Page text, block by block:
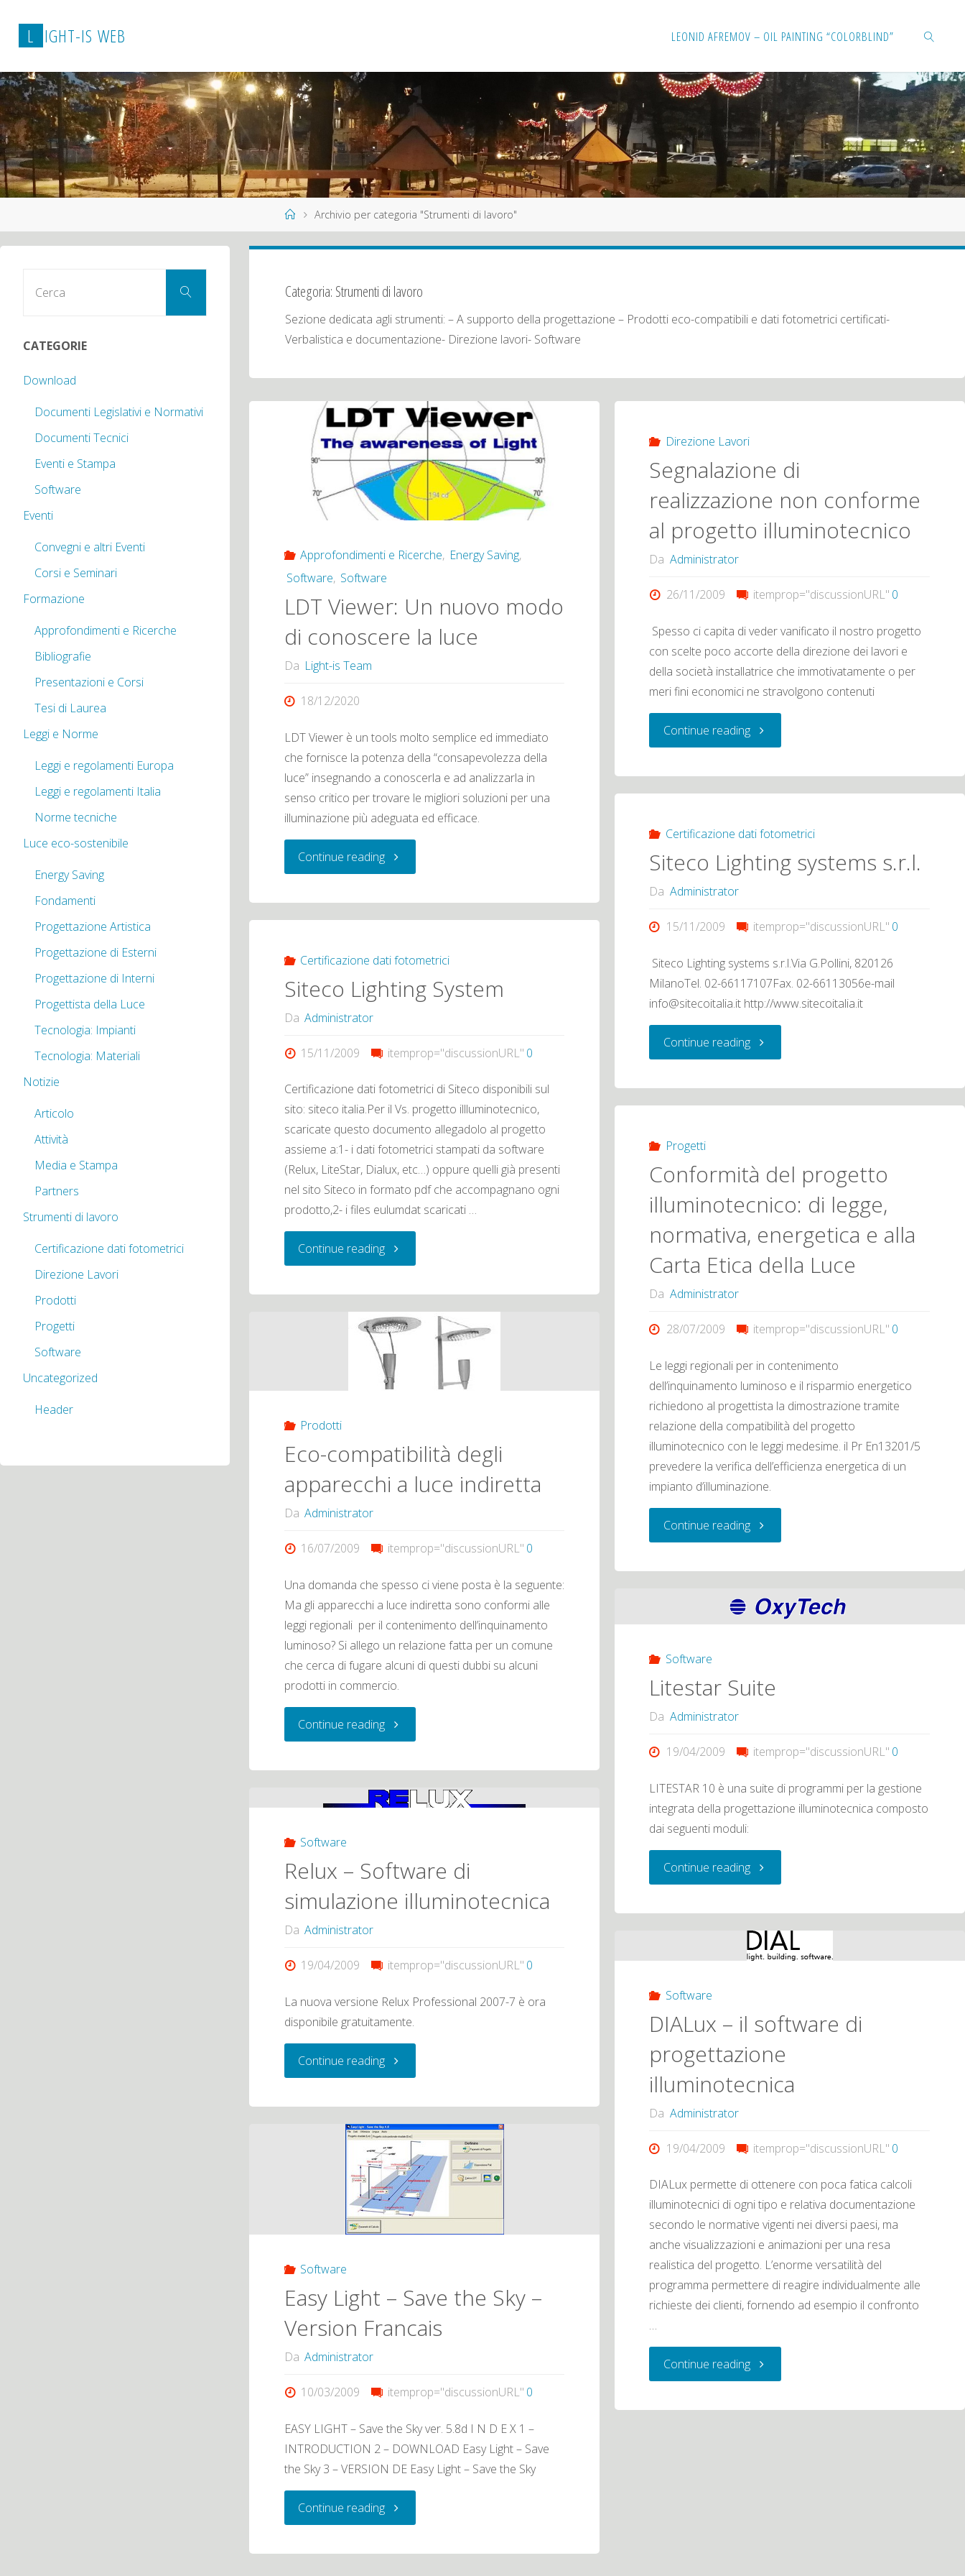
L IGHT-IS WEB
contenuto
LEONID AFREMOV – OIL PAINTING “COLORBLIND”
CERCA
HomeArchivio per categoria "Strumenti di lavoro"
Categoria: Strumenti di lavoro
Sezione dedicata agli strumenti: – A supporto della progettazione – Prodotti eco-compatibili e dati fotometrici certificati-
Verbalistica e documentazione- Direzione lavori- Software
Approfondimenti e Ricerche, Energy Saving,
Software, Software
LDT Viewer: Un nuovo modo
di conoscere la luce
Da Light-is Team
18/12/2020
LDT Viewer è un tools molto semplice ed immediato
che fornisce la potenza della “consapevolezza della
luce” insegnando a conoscerla e ad analizzarla in
senso critico per trovare le migliori soluzioni per una
illuminazione più adeguata ed efficace.
Continue reading"LDT
Un
nuovo
modo
conoscere
la
luce"
Direzione Lavori
Segnalazione di
realizzazione non conforme
al progetto illuminotecnico
Da Administrator
26/11/2009 itemprop="discussionURL" 0
Spesso ci capita di veder vanificato il nostro progetto
con scelte poco accorte della direzione dei lavori e
della società installatrice che immotivatamente o per
meri fini economici ne stravolgono contenuti
Continue reading"Segnalazione
realizzazione
non
conforme
progetto
illuminotecnico"
Certificazione dati fotometrici
Siteco Lighting systems s.r.l.
Da Administrator
15/11/2009 itemprop="discussionURL" 0
Siteco Lighting systems s.r.l.Via G.Pollini, 820126
MilanoTel. 02-66117107Fax. 02-66113056e-mail
info@sitecoitalia.it http://www.sitecoitalia.it
Continue reading"Siteco
systems
Certificazione dati fotometrici
Siteco Lighting System
Da Administrator
15/11/2009 itemprop="discussionURL" 0
Certificazione dati fotometrici di Siteco disponibili sul
sito: siteco italia.Per il Vs. progetto illluminotecnico,
scaricate questo documento allegadolo al progetto
assieme a:1- i dati fotometrici stampati da software
(Relux, LiteStar, Dialux, etc…) oppure quelli già presenti
nel sito Siteco in formato pdf che accompagnano ogni
prodotto,2- i files eulumdat scaricati …
Continue reading"Siteco
System"
Progetti
Conformità del progetto
illuminotecnico: di legge,
normativa, energetica e alla
Carta Etica della Luce
Da Administrator
28/07/2009 itemprop="discussionURL" 0
Le leggi regionali per in contenimento
dell’inquinamento luminoso e il risparmio energetico
richiedono al progettista la dimostrazione tramite
relazione della compatibilità del progetto
illuminotecnico con le leggi medesime. il Pr En13201/5
prevedere la verifica dell’efficienza energetica di un
impianto d’illuminazione.
Continue reading"Conformità
illuminotecnico:
legge,
Carta
della
Prodotti
Eco-compatibilità degli
apparecchi a luce indiretta
Da Administrator
16/07/2009 itemprop="discussionURL" 0
Una domanda che spesso ci viene posta è la seguente:
Ma gli apparecchi a luce indiretta sono conformi alle
leggi regionali per il contenimento dell’inquinamento
luminoso? Si allego un relazione fatta per un comune
che cerca di fugare alcuni di questi dubbi su alcuni
prodotti in commercio.
Continue reading"Eco-
degli
a
luce
Software
Litestar Suite
Da Administrator
19/04/2009 itemprop="discussionURL" 0
LITESTAR 10 è una suite di programmi per la gestione
integrata della progettazione illuminotecnica composto
dai seguenti moduli:
Continue reading"Litestar
Software
Relux – Software di
simulazione illuminotecnica
Da Administrator
19/04/2009 itemprop="discussionURL" 0
La nuova versione Relux Professional 2007-7 è ora
disponibile gratuitamente.
Continue reading"Relux
Software
di
simulazione
illuminotecnica"
Software
DIALux – il software di
progettazione
illuminotecnica
Da Administrator
19/04/2009 itemprop="discussionURL" 0
DIALux permette di ottenere con poca fatica calcoli
illuminotecnici di ogni tipo e relativa documentazione
secondo le normative vigenti nei diversi paesi, ma
anche visualizzazioni e animazioni per una resa
realistica del progetto. L’enorme versatilità del
programma permettere di reagire individualmente alle
richieste dei clienti, fornendo ad esempio il confronto
…
Continue reading"DIALux
Software
Easy Light – Save the Sky –
Version Francais
Da Administrator
10/03/2009 itemprop="discussionURL" 0
EASY LIGHT – Save the Sky ver. 5.8d I N D E X 1 –
INTRODUCTION 2 – DOWNLOAD Easy Light – Save
the Sky 3 – VERSION DE Easy Light – Save the Sky
Continue reading"Easy
Cerca
CATEGORIE
Download
Documenti Legislativi e Normativi
Documenti Tecnici
Eventi e Stampa
Software
Eventi
Convegni e altri Eventi
Corsi e Seminari
Formazione
Approfondimenti e Ricerche
Bibliografie
Presentazioni e Corsi
Tesi di Laurea
Leggi e Norme
Leggi e regolamenti Europa
Leggi e regolamenti Italia
Norme tecniche
Luce eco-sostenibile
Energy Saving
Fondamenti
Progettazione Artistica
Progettazione di Esterni
Progettazione di Interni
Progettista della Luce
Tecnologia: Impianti
Tecnologia: Materiali
Notizie
Articolo
Attività
Media e Stampa
Partners
Strumenti di lavoro
Certificazione dati fotometrici
Direzione Lavori
Prodotti
Progetti
Software
Uncategorized
Header